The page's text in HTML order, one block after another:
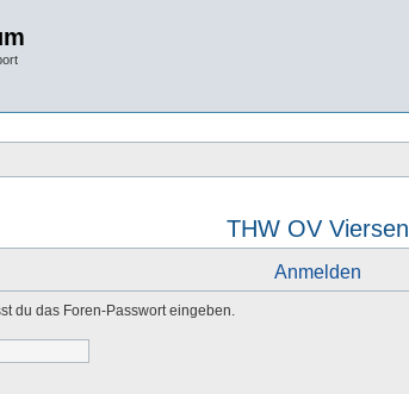
THW OV Viersen
Anmelden
du das Foren-Passwort eingeben.